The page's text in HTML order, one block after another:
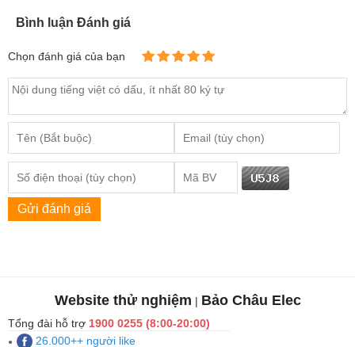
Bình luận Đánh giá
Chọn đánh giá của bạn
Gửi đánh giá
Website thử nghiệm | Bảo Châu Elec
Tổng đài hỗ trợ 1900 0255 (8:00-20:00)
26.000++ người like